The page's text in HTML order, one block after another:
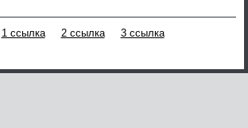
1 ссылка 2 ссылка 3 ссылка